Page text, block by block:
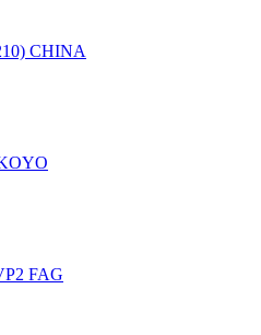
CHINA
FAG